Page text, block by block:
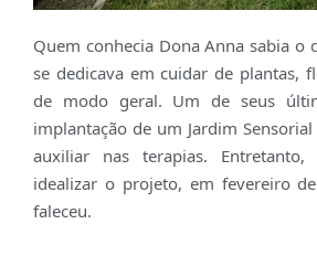
Quem conhecia Dona Anna sabia o
se dedicava em cuidar de plantas,
de modo geral. Um de seus
implantação de um Jardim
auxiliar nas terapias.
idealizar o projeto, em fevereiro
faleceu.